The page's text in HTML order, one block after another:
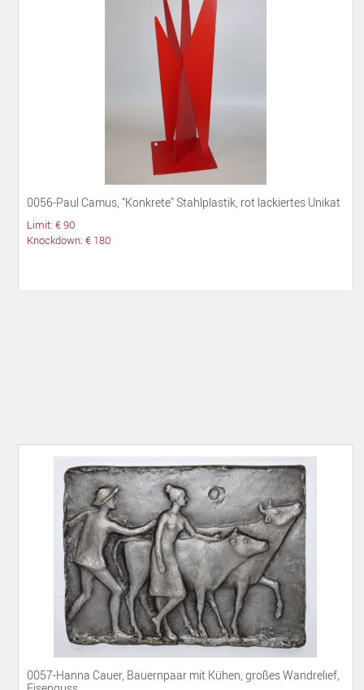
0056-Paul Camus, “Konkrete” Stahlplastik, rot lackiertes Unikat
Limit: € 90
Knockdown: € 180
0057-Hanna Cauer, Bauernpaar mit Kühen, großes Wandrelief,